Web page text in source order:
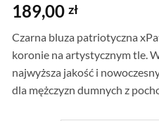
189,00 zł
Czarna bluza patriotyczna
koronie na artystycznym tle.
najwyższa jakość i
dla mężczyzn dumnych z